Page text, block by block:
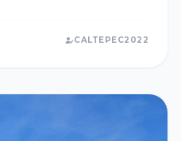
su prevención, enCALTEPEC2022